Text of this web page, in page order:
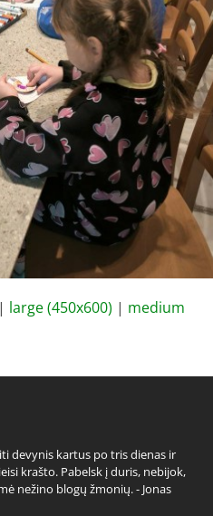
| large (450x600) | medium
devynis kartus po tris dienas ir
krašto. Pabelsk į duris, nebijok,
nežino blogų žmonių. - Jonas